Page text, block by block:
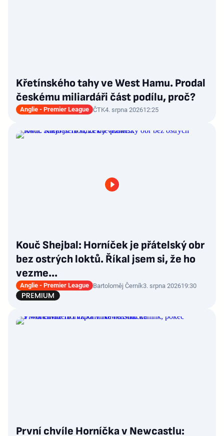
Křetínského tahy ve West Hamu. Prodal
českému miliardáři část podílu, proč?
Anglie - Premier League ČTK4. srpna 202612:25
Kouč Shejbal: Horníček je přátelský obr
bez ostrých loktů. Říkal jsem si, že ho
vezme...
Anglie - Premier League Bartoloměj Černík3. srpna 202619:30
První chvíle Horníčka v Newcastlu: